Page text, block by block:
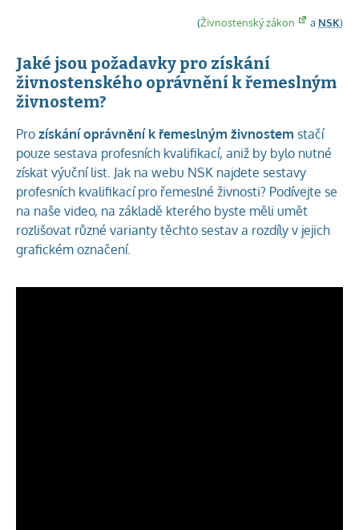
(Živnostenský zákon a NSK)
Jaké jsou požadavky pro získání
živnostenského oprávnění k řemeslným
živnostem?
Pro získání oprávnění k řemeslným živnostem stačí
pouze sestava profesních kvalifikací, aniž by bylo nutné
získat výuční list. Jak na webu NSK najdete sestavy
profesních kvalifikací pro řemeslné živnosti? Podívejte se
na naše video, na základě kterého byste měli umět
rozlišovat různé varianty těchto sestav a rozdíly v jejich
grafickém označení.